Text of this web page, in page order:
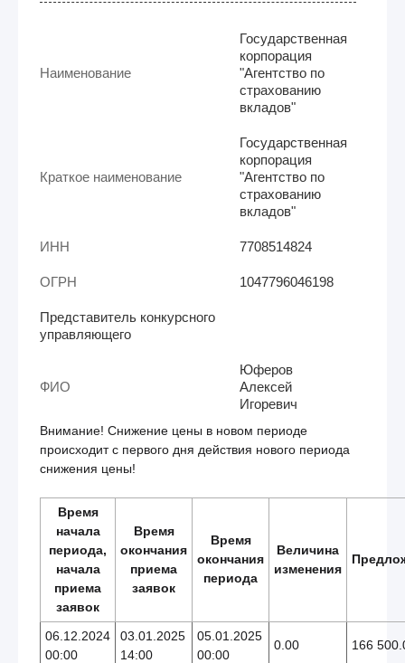
Наименование
Государственная
корпорация
"Агентство по
страхованию
вкладов"
Краткое наименование
Государственная
корпорация
"Агентство по
страхованию
вкладов"
ИНН 7708514824
ОГРН 1047796046198
Представитель конкурсного
управляющего
ФИО
Юферов
Алексей
Игоревич
Внимание! Снижение цены в новом периоде
происходит с первого дня действия нового периода
снижения цены!
Время
начала
периода,
начала
приема
заявок
Время
окончания
приема
заявок
Время
окончания
периода
Величина
изменения
06.12.2024
00:00
03.01.2025
14:00
05.01.2025
00:00
0.00 166